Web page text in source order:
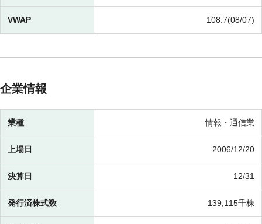
VWAP 108.7(08/07)
企業情報
業種 情報・通信業
上場日 2006/12/20
決算日 12/31
発行済株式数 139,115千株